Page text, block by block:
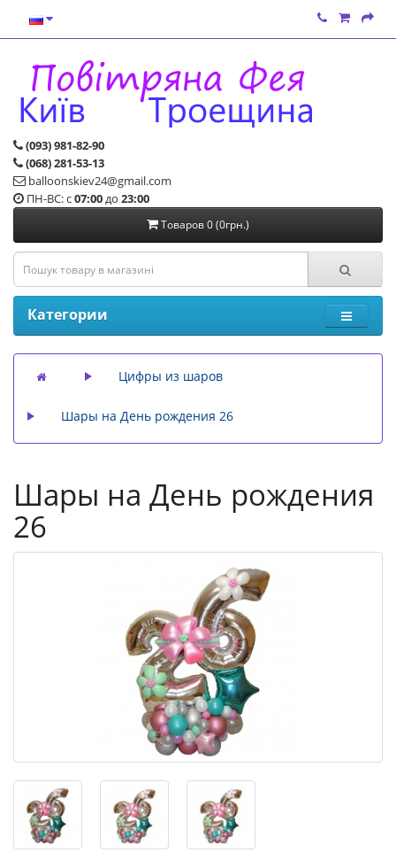
(093) 981-82-90
(068) 281-53-13
balloonskiev24@gmail.com
ПН-ВС: с07:00до 23:00
Товаров 0 (0грн.)
Категории
Цифры из шаров
Шары на День рождения 26
Шары на День рождения
26